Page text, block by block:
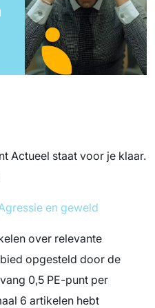
Actueel staat voor je klaar.
en geweld
over relevante
opgesteld door de
0,5 PE-punt per
6 artikelen hebt